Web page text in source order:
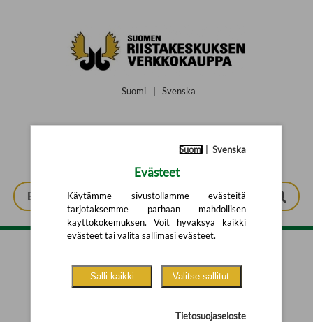
Suomi Svenska
Tarkennettu haku
Suomi| Svenska
Evästeet
Käytämme sivustollamme evästeitä
tarjotaksemme parhaan mahdollisen
käyttökokemuksen. Voit hyväksyä kaikki
evästeet tai valita sallimasi evästeet.
Salli kaikki Valitse sallitut
Tietosuojaseloste